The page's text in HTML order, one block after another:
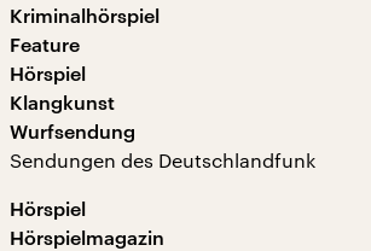
Kriminalhörspiel
Feature
Hörspiel
Klangkunst
Wurfsendung
Sendungen des Deutschlandfunk
Hörspiel
Hörspielmagazin